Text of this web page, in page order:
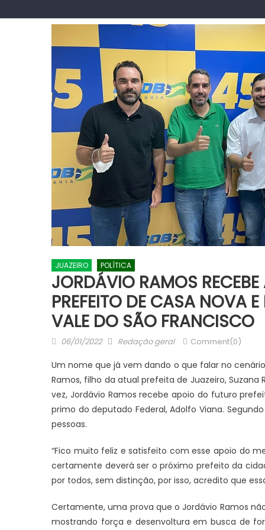
JUAZEIRO POLÍTICA
JORDÁVIO RAMOS
PREFEITO DE CASA NOVA
VALE DO SÃO FRANCISCO
Posted
06/01/2022 Author
Redação geral Comment(0)
Um nome que já vem dando o que falar no
Ramos, filho da atual prefeita de Juazeiro,
vez, Jordávio Ramos recebe apoio do futuro
primo do deputado Federal, Adolfo Viana.
pessoas.
“Fico muito feliz e satisfeito com esse apoio do
certamente deverá ser o próximo prefeito da
por todos, sem distinção, por isso, acredito que
Certamente, uma prova que o Jordávio Ramos
mostrando força e desenvoltura em busca de
JUAZEIRO
Aciaj passa a integrar Comitê
Interinstitucional de Segurança
Pública para fortalecer ações em
Juazeiro
JUAZEIRO
Juazeiro:
debate
uma crise